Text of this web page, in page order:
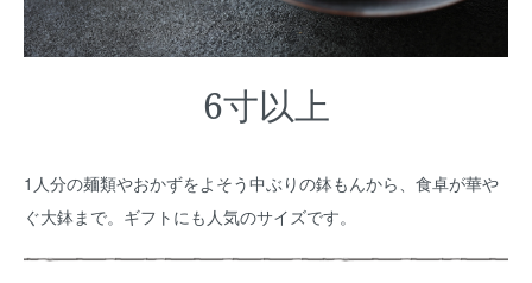
6寸以上
1人分の麺類やおかずをよそう中ぶりの鉢もんから、食卓が華や
ぐ大鉢まで。ギフトにも人気のサイズです。